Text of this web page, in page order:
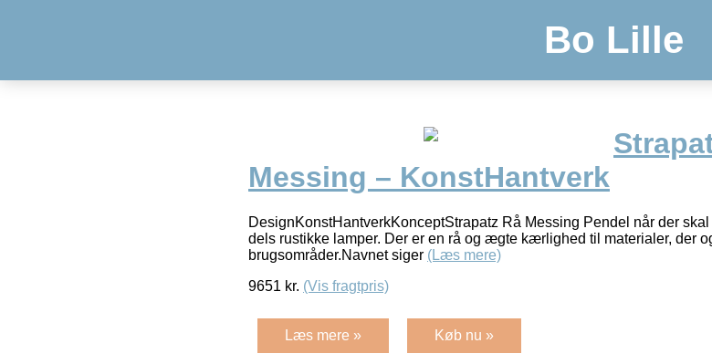
Bo Lille
Messing – KonstHantverk
DesignKonstHantverkKonceptStrapatz Rå Messing Pendel når der
dels rustikke lamper. Der er en rå og ægte kærlighed til materialer, der
brugsområder.Navnet siger (Læs mere)
9651 kr. (Vis fragtpris)
Læs mere » Køb nu »